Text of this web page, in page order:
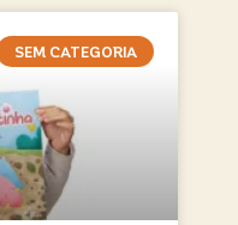
SEM CATEGORIA